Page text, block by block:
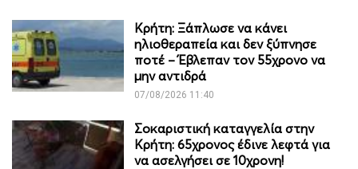
Κρήτη: Ξάπλωσε να κάνει
ηλιοθεραπεία και δεν ξύπνησε
ποτέ – Έβλεπαν τον 55χρονο να
μην αντιδρά
07/08/2026 11:40
Σοκαριστική καταγγελία στην
Κρήτη: 65χρονος έδινε λεφτά για
να ασελγήσει σε 10χρονη!